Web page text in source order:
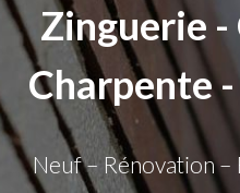
Zinguerie
Charpente
Neuf – Rénovation